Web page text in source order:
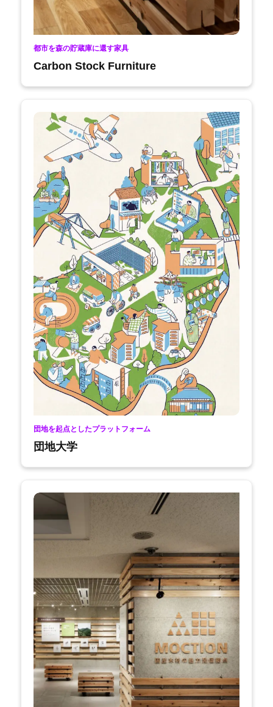
都市を森の貯蔵庫に還す家具
Carbon Stock Furniture
団地を起点としたプラットフォーム
団地大学